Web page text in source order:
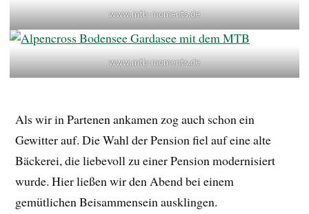
www.mtb-moments.de
www.mtb-moments.de
Als wir in Partenen ankamen zog auch schon ein
Gewitter auf. Die Wahl der Pension fiel auf eine alte
Bäckerei, die liebevoll zu einer Pension modernisiert
wurde. Hier ließen wir den Abend bei einem
gemütlichen Beisammensein ausklingen.